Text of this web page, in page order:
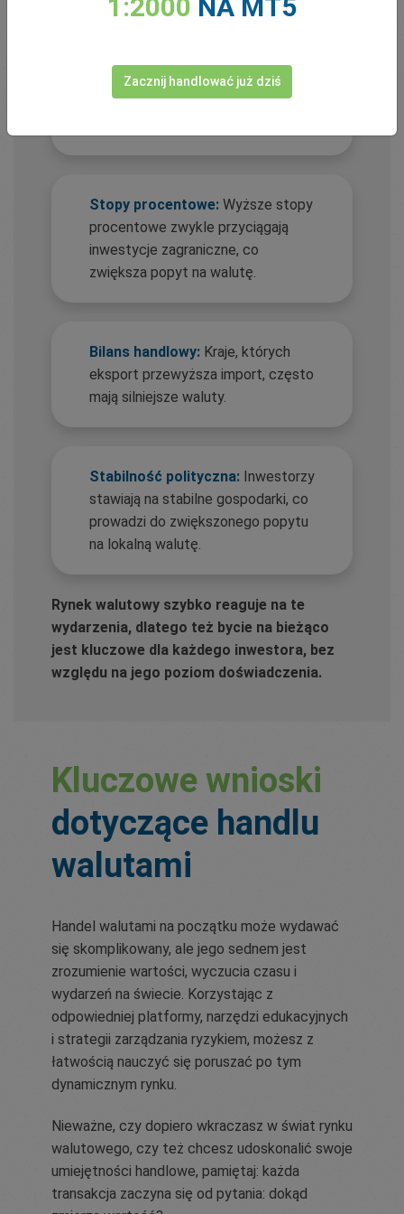
waluty, ponieważ siła nabywcza
utrzymuje się na stabilnym
Stopy procentowe: Wyższe stopy
procentowe zwykle przyciągają
inwestycje zagraniczne, co
zwiększa popyt na walutę.
Bilans handlowy: Kraje, których
eksport przewyższa import, często
mają silniejsze waluty.
Stabilność polityczna: Inwestorzy
stawiają na stabilne gospodarki, co
prowadzi do zwiększonego popytu
na lokalną walutę.
Rynek walutowy szybko reaguje na te
wydarzenia, dlatego też bycie na bieżąco
jest kluczowe dla każdego inwestora, bez
względu na jego poziom doświadczenia.
Kluczowe wnioski
dotyczące handlu
walutami
Handel walutami na początku może wydawać
się skomplikowany, ale jego sednem jest
zrozumienie wartości, wyczucia czasu i
wydarzeń na świecie. Korzystając z
odpowiedniej platformy, narzędzi edukacyjnych
i strategii zarządzania ryzykiem, możesz z
łatwością nauczyć się poruszać po tym
dynamicznym rynku.
Nieważne, czy dopiero wkraczasz w świat rynku
walutowego, czy też chcesz udoskonalić swoje
umiejętności handlowe, pamiętaj: każda
transakcja zaczyna się od pytania: dokąd
1:2000 NA MT5
Zacznij handlować już dziś